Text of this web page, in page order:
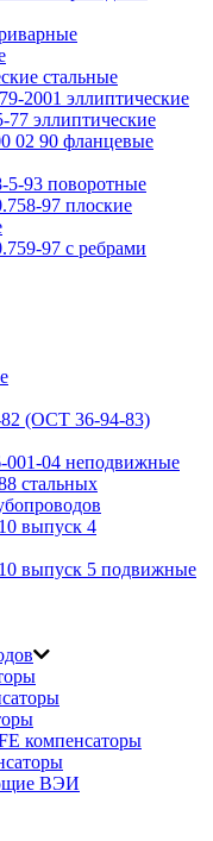
стальные
2001 эллиптические
эллиптические
02 90 фланцевые
93 поворотные
97 плоские
97 с ребрами
(ОСТ 36-94-83)
04 неподвижные
стальных
выпуск 4
выпуск 5 подвижные
компенсаторы
ВЭИ